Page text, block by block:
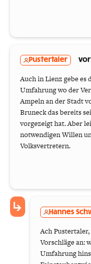
Pustertaler vor
Auch in Lienz gebe
Umfahrung wo der
Ampeln an der Stadt
Bruneck das bereits
vorgezeigt hat. Aber
notwendigen Willen
Volksvertretern.
Hannes
Ach
Vorschläge an:
Umfahrung